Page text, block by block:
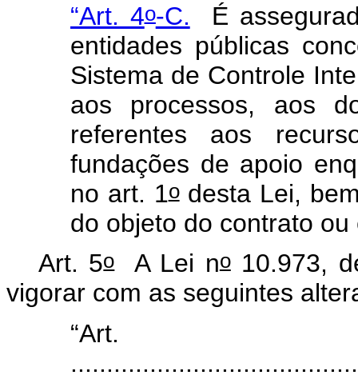
“Art. 4o-C.
É
entidades públicas
Sistema de Controle
aos processos, aos
referentes aos
fundações de apoio
no art. 1odesta Lei,
do objeto do contrato
Art. 5oA Lei no10.973,
vigorar com as seguintes